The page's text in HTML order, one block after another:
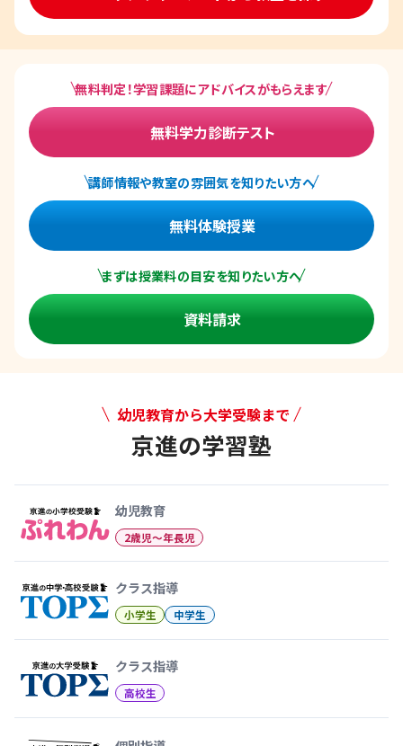
無料判定！学習課題にアドバイスがもらえます
無料学力診断テスト
講師情報や教室の雰囲気を知りたい方へ
無料体験授業
まずは授業料の目安を知りたい方へ
資料請求
幼児教育から大学受験まで
京進の学習塾
幼児教育
2歳児〜年長児
クラス指導
小学生 中学生
クラス指導
高校生